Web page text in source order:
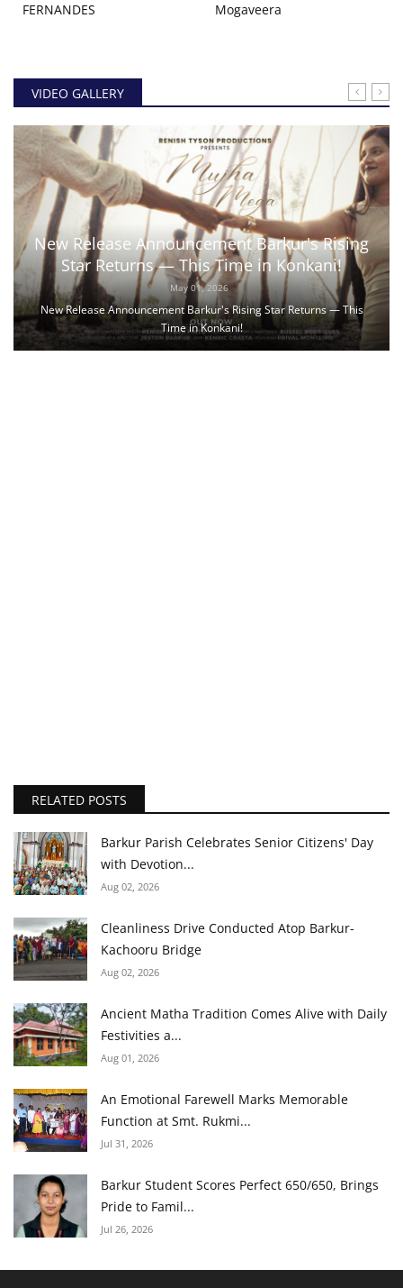
FERNANDES
Mogaveera
VIDEO GALLERY
New Release Announcement Barkur's Rising
Star Returns — This Time in Konkani!
May 01, 2026
New Release Announcement Barkur's Rising Star Returns — This
Time in Konkani!
RELATED POSTS
Barkur Parish Celebrates Senior Citizens' Day
with Devotion...
Aug 02, 2026
Cleanliness Drive Conducted Atop Barkur-
Kachooru Bridge
Aug 02, 2026
Ancient Matha Tradition Comes Alive with Daily
Festivities a...
Aug 01, 2026
An Emotional Farewell Marks Memorable
Function at Smt. Rukmi...
Jul 31, 2026
Barkur Student Scores Perfect 650/650, Brings
Pride to Famil...
Jul 26, 2026